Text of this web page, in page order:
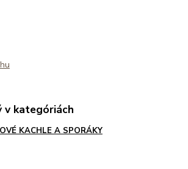
v kategóriách
KACHLE A SPORÁKY